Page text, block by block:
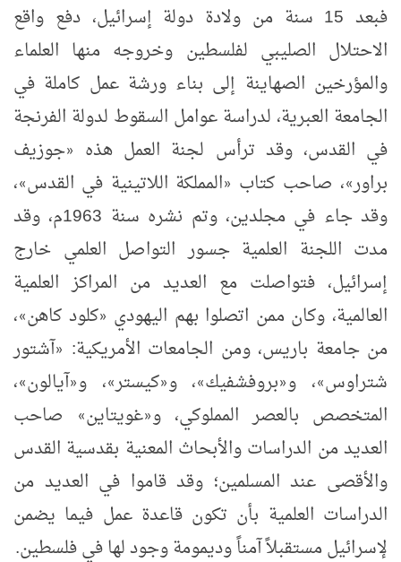
فبعد 15 سنة من ولادة دولة إسرائيل، دفع واقع
الاحتلال الصليبي لفلسطين وخروجه منها العلماء
والمؤرخين الصهاينة إلى بناء ورشة عمل كاملة في
الجامعة العبرية، لدراسة عوامل السقوط لدولة الفرنجة
في القدس، وقد ترأس لجنة العمل هذه
«جوزيف
براور»، صاحب كتاب «المملكة اللاتينية في القدس»،
وقد جاء في مجلدين، وتم نشره سنة 1963م، وقد
مدت اللجنة العلمية جسور التواصل العلمي خارج
إسرائيل، فتواصلت مع العديد من المراكز العلمية
العالمية، وكان ممن اتصلوا بهم اليهودي «كلود كاهن»،
من جامعة باريس، ومن الجامعات الأمريكية:
«آشتور
شتراوس»، و«بروفشفيك»، و«كيستر»، و«آيالون»،
المتخصص بالعصر المملوكي، و«غويتاين»
صاحب
العديد من الدراسات والأبحاث المعنية بقدسية القدس
والأقصى عند المسلمين؛ وقد قاموا في العديد من
الدراسات العلمية بأن تكون قاعدة عمل فيما يضمن
لإسرائيل مستقبلاً آمناً وديمومة وجود لها في فلسطين.